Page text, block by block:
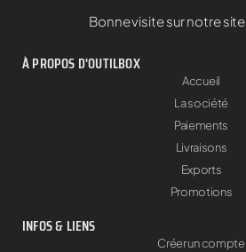
Bonne visite sur notre site
À PROPOS D'OUTILBOX
Accueil
La société
Paiements
Livraisons
Exports
Promotions
INFOS & LIENS
Créer un compte